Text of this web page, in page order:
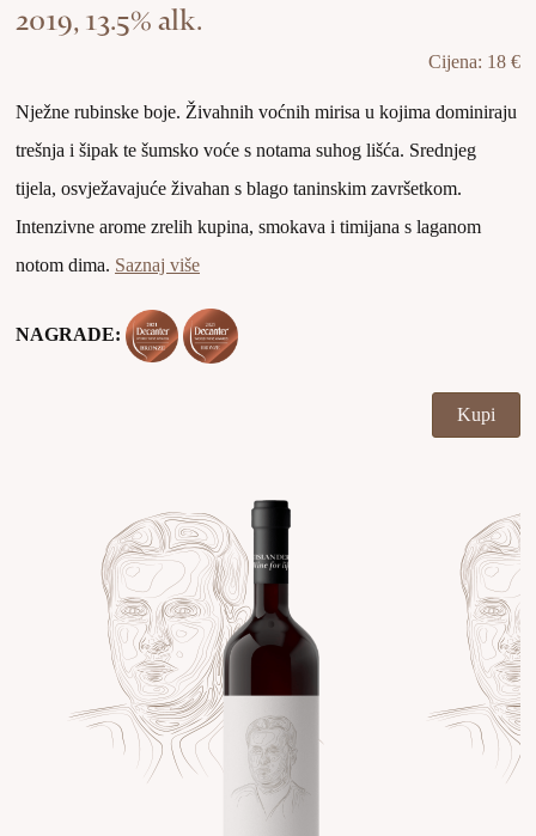
2019, 13.5% alk.
Cijena: 18 €
Nježne rubinske boje. Živahnih voćnih mirisa u kojima dominiraju
trešnja i šipak te šumsko voće s notama suhog lišća. Srednjeg
tijela, osvježavajuće živahan s blago taninskim završetkom.
Intenzivne arome zrelih kupina, smokava i timijana s laganom
notom dima. Saznaj više
NAGRADE:
Kupi